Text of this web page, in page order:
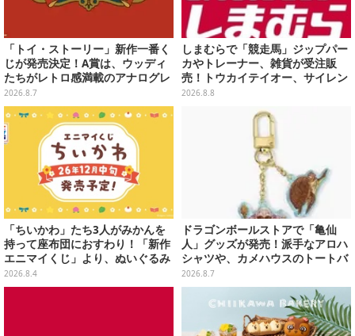
「トイ・ストーリー」新作一番く
じが発売決定！A賞は、ウッディ
たちがレトロ感満載のアナログレ
コード上を走る姿で立体化
2026.8.7
しまむらで「競走馬」ジップパー
カやトレーナー、雑貨が受注販
売！トウカイテイオー、サイレン
ススズカなど名馬をデザイン
2026.8.8
「ちいかわ」たち3人がみかんを
持って座布団におすわり！「新作
エニマイくじ」より、ぬいぐるみ
画像が初公開
2026.8.4
ドラゴンボールストアで「亀仙
人」グッズが発売！派手なアロハ
シャツや、カメハウスのトートバ
ッグなど夏らしいアイテムがズラ
リ
2026.8.7